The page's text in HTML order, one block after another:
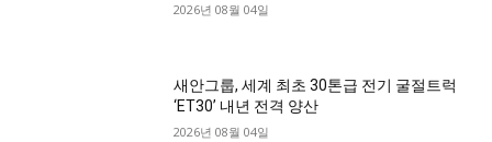
2026년 08월 04일
새안그룹, 세계 최초 30톤급 전기 굴절트럭
‘ET30’ 내년 전격 양산
2026년 08월 04일